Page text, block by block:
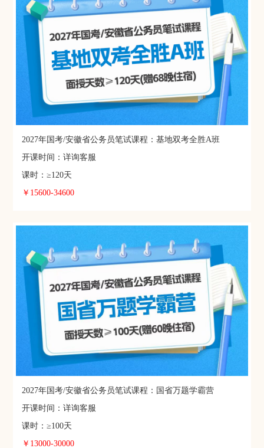
2027年国考/安徽省公务员笔试课程：基地双考全胜A班
开课时间：详询客服
课时：≥120天
￥15600-34600
2027年国考/安徽省公务员笔试课程：国省万题学霸营
开课时间：详询客服
课时：≥100天
￥13000-30000